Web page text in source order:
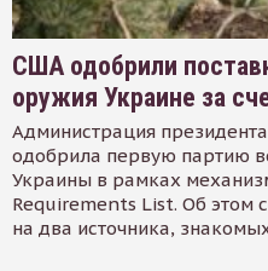
США одобрили
оружия Украине за
Администрация
одобрила первую партию
Украины в рамках
Requirements List. Об этом
на два источника,